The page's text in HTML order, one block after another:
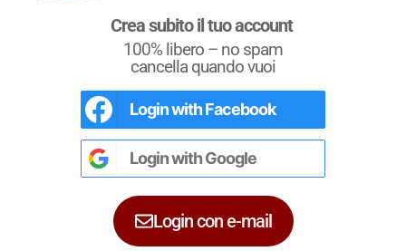
vendemmia
Calabria Uvaggi rossi
L'Italia del Vino
Nel libro leRegioni del Vino d’Italiacon
tutte leDenominazioni, e le
dettagliateper leDOCGe leDOCdi
singole regioni.
Crea subito il tuo account
100% libero – no spam
cancella quando vuoi
Login withFacebook
Login withGoogle
Login con e-mail